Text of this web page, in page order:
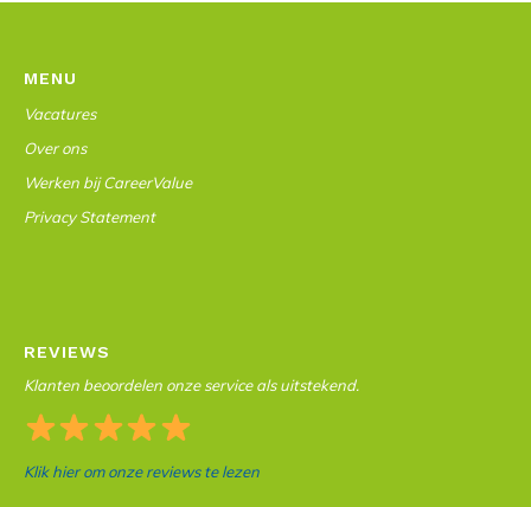
MENU
Vacatures
Over ons
Werken bij CareerValue
Privacy Statement
REVIEWS
Klanten beoordelen onze service als uitstekend.
Klik hier om onze reviews te lezen